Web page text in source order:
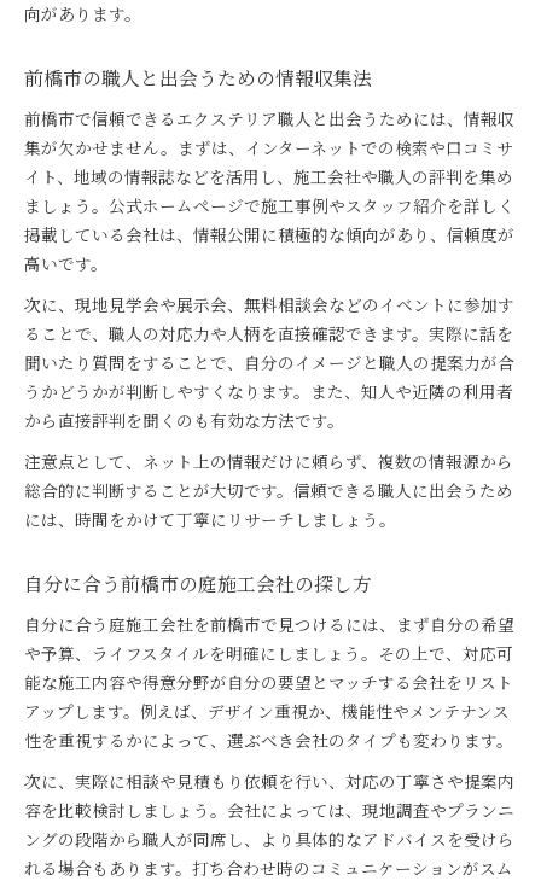
向があります。
前橋市の職人と出会うための情報収集法
前橋市で信頼できるエクステリア職人と出会うためには、情報収
集が欠かせません。まずは、インターネットでの検索や口コミサ
イト、地域の情報誌などを活用し、施工会社や職人の評判を集め
ましょう。公式ホームページで施工事例やスタッフ紹介を詳しく
掲載している会社は、情報公開に積極的な傾向があり、信頼度が
高いです。
次に、現地見学会や展示会、無料相談会などのイベントに参加す
ることで、職人の対応力や人柄を直接確認できます。実際に話を
聞いたり質問をすることで、自分のイメージと職人の提案力が合
うかどうかが判断しやすくなります。また、知人や近隣の利用者
から直接評判を聞くのも有効な方法です。
注意点として、ネット上の情報だけに頼らず、複数の情報源から
総合的に判断することが大切です。信頼できる職人に出会うため
には、時間をかけて丁寧にリサーチしましょう。
自分に合う前橋市の庭施工会社の探し方
自分に合う庭施工会社を前橋市で見つけるには、まず自分の希望
や予算、ライフスタイルを明確にしましょう。その上で、対応可
能な施工内容や得意分野が自分の要望とマッチする会社をリスト
アップします。例えば、デザイン重視か、機能性やメンテナンス
性を重視するかによって、選ぶべき会社のタイプも変わります。
次に、実際に相談や見積もり依頼を行い、対応の丁寧さや提案内
容を比較検討しましょう。会社によっては、現地調査やプランニ
ングの段階から職人が同席し、より具体的なアドバイスを受けら
れる場合もあります。打ち合わせ時のコミュニケーションがスム